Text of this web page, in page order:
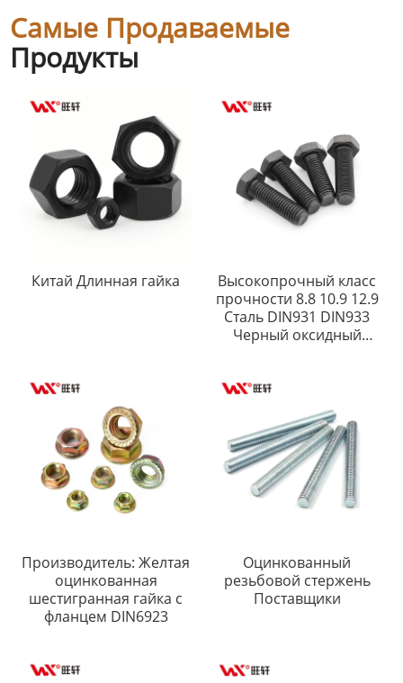
Самые Продаваемые
Продукты
Китай Длинная гайка
Высокопрочный класс
прочности 8.8 10.9 12.9
Сталь DIN931 DIN933
Черный оксидный
Производитель: Желтая
оцинкованная
шестигранная гайка с
фланцем DIN6923
Оцинкованный
резьбовой стержень
Поставщики